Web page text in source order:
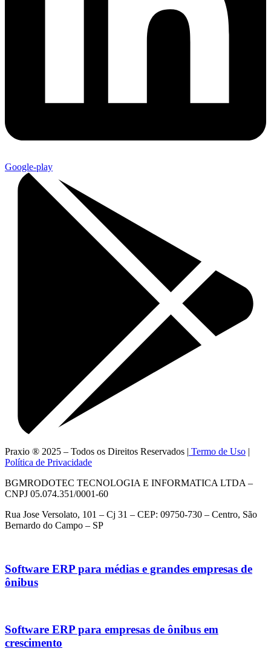
Google-play
Praxio ® 2025 – Todos os Direitos Reservados | Termo de Uso |
Política de Privacidade
BGMRODOTEC TECNOLOGIA E INFORMATICA LTDA –
CNPJ 05.074.351/0001-60
Rua Jose Versolato, 101 – Cj 31 – CEP: 09750-730 – Centro, São
Bernardo do Campo – SP
Software ERP para médias e grandes empresas de
ônibus
Software ERP para empresas de ônibus em
crescimento